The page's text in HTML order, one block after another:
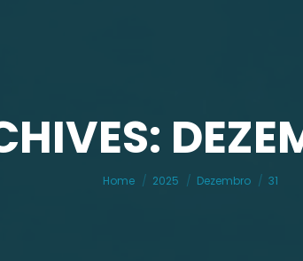
You are here:
Home 2025 Dezembro 31